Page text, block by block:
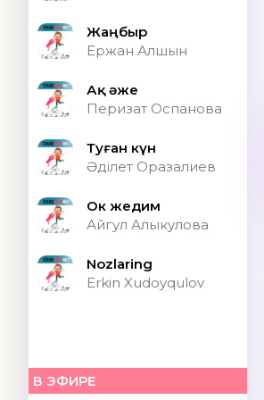
Жаңбыр
Ержан Алшын
Ақ әже
Перизат Оспанова
Туған күн
Әділет Оразалиев
Ок жедим
Айгул Алыкулова
Nozlaring
Erkin Xudoyqulov
В ЭФИРЕ